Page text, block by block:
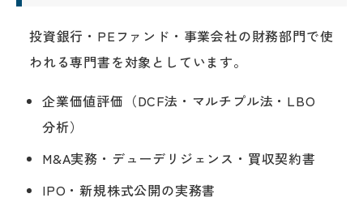
投資銀行・PEファンド・事業会社の財務部門で使
われる専門書を対象としています。
企業価値評価（DCF法・マルチプル法・LBO
分析）
M&A実務・デューデリジェンス・買収契約書
IPO・新規株式公開の実務書